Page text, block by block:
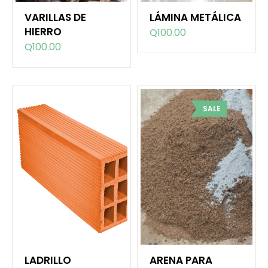
VARILLAS DE
HIERRO
Q100.00
LÁMINA METÁLICA
Q100.00
LADRILLO
SALE
ARENA PARA